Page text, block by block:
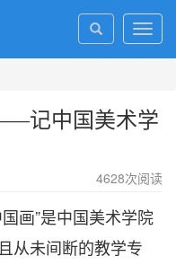
记中国美术学
4628次阅读
画”是中国美术学院
从未间断的教学专